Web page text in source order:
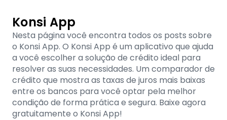
Konsi App
Nesta página você encontra todos os posts sobre
o Konsi App. O Konsi App é um aplicativo que ajuda
a você escolher a solução de crédito ideal para
resolver as suas necessidades. Um comparador de
crédito que mostra as taxas de juros mais baixas
entre os bancos para você optar pela melhor
condição de forma prática e segura. Baixe agora
gratuitamente o Konsi App!